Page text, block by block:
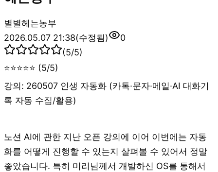
별별헤는농부
2026.05.07 21:38(수정됨)
0
(5/5)
⭐⭐⭐⭐⭐ (5/5)
강의: 260507 인생 자동화 (카톡·문자·메일·AI 대화기
록 자동 수집/활용)
노션 AI에 관한 지난 오픈 강의에 이어 이번에는 자동
화를 어떻게 진행할 수 있는지 살펴볼 수 있어서 정말
좋았습니다. 특히 미리님께서 개발하신 OS를 통해서